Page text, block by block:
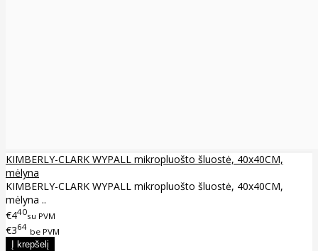
KIMBERLY-CLARK WYPALL mikropluošto šluostė, 40x40CM,
mėlyna
KIMBERLY-CLARK WYPALL mikropluošto šluostė, 40x40CM,
mėlyna ..
€440su PVM
€364 be PVM